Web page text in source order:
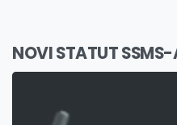
NOVI STATUT